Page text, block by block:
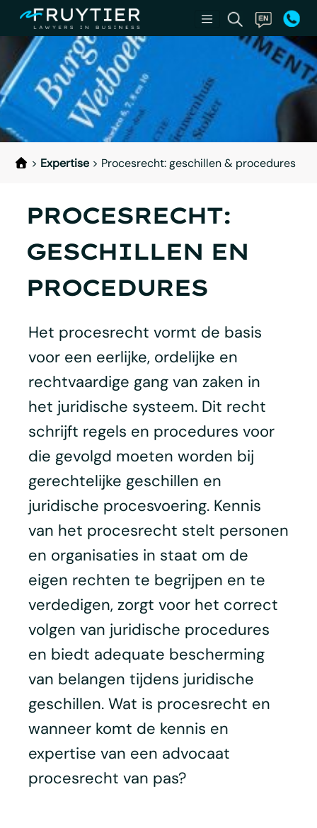
> Expertise > Procesrecht: geschillen & procedures
PROCESRECHT:
GESCHILLEN EN
PROCEDURES
Het procesrecht vormt de basis
voor een eerlijke, ordelijke en
rechtvaardige gang van zaken in
het juridische systeem. Dit recht
schrijft regels en procedures voor
die gevolgd moeten worden bij
gerechtelijke geschillen en
juridische procesvoering. Kennis
van het procesrecht stelt personen
en organisaties in staat om de
eigen rechten te begrijpen en te
verdedigen, zorgt voor het correct
volgen van juridische procedures
en biedt adequate bescherming
van belangen tijdens juridische
geschillen. Wat is procesrecht en
wanneer komt de kennis en
expertise van een advocaat
procesrecht van pas?